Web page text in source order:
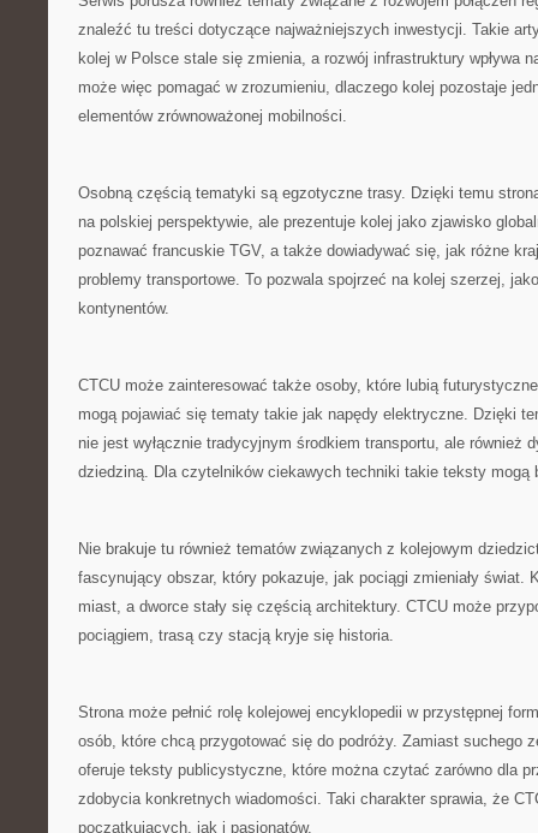
znaleźć tu treści dotyczące najważniejszych inwestycji. Takie
kolej w Polsce stale się zmienia, a rozwój infrastruktury wpływa
może więc pomagać w zrozumieniu, dlaczego kolej pozostaje
elementów zrównoważonej mobilności.
Osobną częścią tematyki są egzotyczne trasy. Dzięki temu
na polskiej perspektywie, ale prezentuje kolej jako zjawisko
poznawać francuskie TGV, a także dowiadywać się, jak różne
problemy transportowe. To pozwala spojrzeć na kolej szerzej,
kontynentów.
CTCU może zainteresować także osoby, które lubią
mogą pojawiać się tematy takie jak napędy elektryczne. Dzięki
nie jest wyłącznie tradycyjnym środkiem transportu, ale również
dziedziną. Dla czytelników ciekawych techniki takie teksty mogą
Nie brakuje tu również tematów związanych z kolejowym
fascynujący obszar, który pokazuje, jak pociągi zmieniały świat.
miast, a dworce stały się częścią architektury. CTCU może
pociągiem, trasą czy stacją kryje się historia.
Strona może pełnić rolę kolejowej encyklopedii w przystępnej
osób, które chcą przygotować się do podróży. Zamiast suchego
oferuje teksty publicystyczne, które można czytać zarówno dla
zdobycia konkretnych wiadomości. Taki charakter sprawia, że
początkujących, jak i pasjonatów.